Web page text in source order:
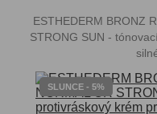
ESTHEDERM BRONZ
STRONG SUN -
SLUNCE - 5%